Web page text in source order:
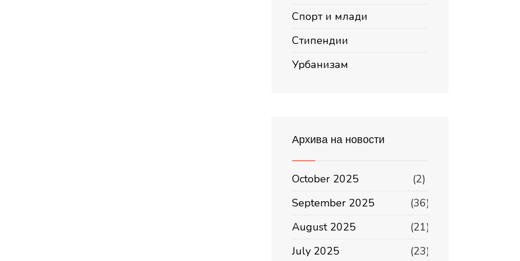
Спорт и млади
Стипендии
Урбанизам
Архива на новости
October 2025
(2)
September 2025
(36)
August 2025
(21)
July 2025
(23)